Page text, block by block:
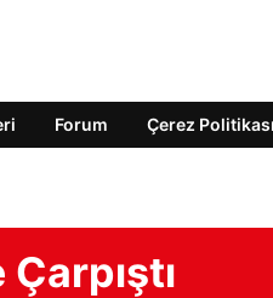
Forum Çerez Politikası